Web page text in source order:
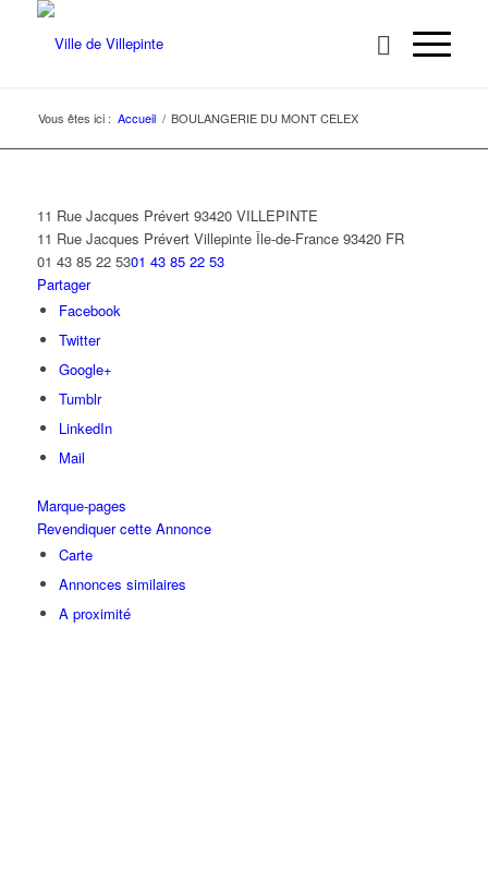
Vous êtes ici : Accueil / BOULANGERIE DU MONT CELEX
11 Rue Jacques Prévert 93420 VILLEPINTE
11 Rue Jacques Prévert Villepinte Île-de-France 93420 FR
01 43 85 22 5301 43 85 22 53
Partager
Facebook
Twitter
Google+
Tumblr
LinkedIn
Mail
Marque-pages
Revendiquer cette Annonce
Carte
Annonces similaires
A proximité